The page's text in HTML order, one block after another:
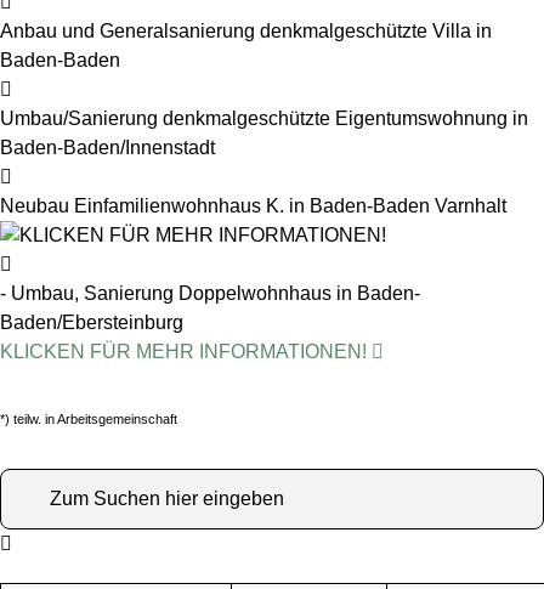
Anbau und Generalsanierung denkmalgeschützte Villa in
Baden-Baden
Umbau/Sanierung denkmalgeschützte Eigentumswohnung in
Baden-Baden/Innenstadt
Neubau Einfamilienwohnhaus K. in Baden-Baden Varnhalt
- Umbau, Sanierung Doppelwohnhaus in Baden-
Baden/Ebersteinburg
KLICKEN FÜR MEHR INFORMATIONEN!
*) teilw. in Arbeitsgemeinschaft